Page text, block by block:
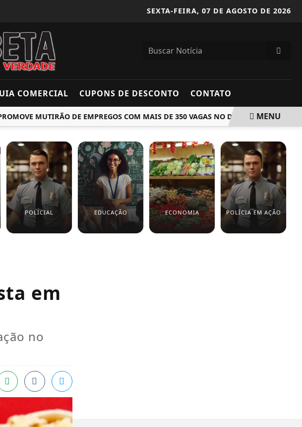
SEXTA-FEIRA, 07 DE AGOSTO DE 2026
COMERCIAL CUPONS DE DESCONTO CONTATO
MUTIRÃO DE EMPREGOS COM MAIS DE 350 VAGAS NO DIA 11 DE AGOSTO
MENU
POLICIAL EDUCAÇÃO ECONOMIA POLÍCIA EM AÇÃO
em
no